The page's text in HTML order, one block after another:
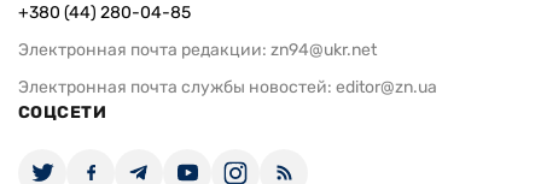
+380 (44) 280-04-85
Электронная почта редакции: zn94@ukr.net
Электронная почта службы новостей: editor@zn.ua
СОЦСЕТИ